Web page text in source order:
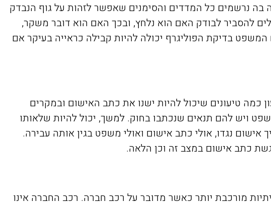
בה נרשמים כל המדדים והסימנים שאפשר לזהות על גוף הנבדק
להסביר לבודק האם הוא נלחץ, ובכך האם הוא דובר משקר,
בדיקת הפוליגרף יכולה להיות קבילה כראייה בעיקר אם
טיעונים שיכול להיות ישנו את כתב האישום ובמקרים
ויש להם תנאים שנכתבו בחוק. למשך, יכול להיות שלאותו
נגדו, אולי כתב אישום ואולי משפט בגין אותה עבירה.
כתב אישום במצב זה וכן הלאה.
מורכבת יותר כאשר מדובר על רכב חברה. רכב החברה אינו